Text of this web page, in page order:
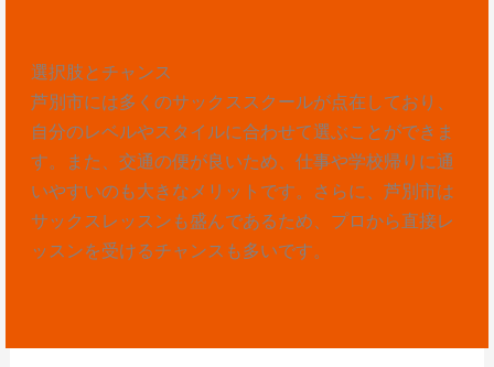
選択肢とチャンス
芦別市には多くのサックススクールが点在しており、
自分のレベルやスタイルに合わせて選ぶことができま
す。また、交通の便が良いため、仕事や学校帰りに通
いやすいのも大きなメリットです。さらに、芦別市は
サックスレッスンも盛んであるため、プロから直接レ
ッスンを受けるチャンスも多いです。